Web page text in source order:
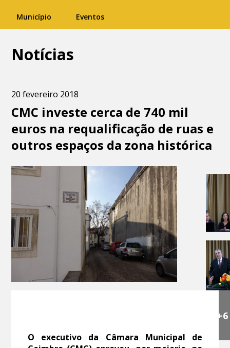
Município Eventos
Notícias
20 fevereiro 2018
CMC investe cerca de 740 mil
euros na requalificação de ruas e
outros espaços da zona histórica
+6
O executivo da Câmara Municipal de